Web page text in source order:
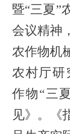
暨“三夏”
会议精神
农作物机
农村厅研
作物“三
见》。《